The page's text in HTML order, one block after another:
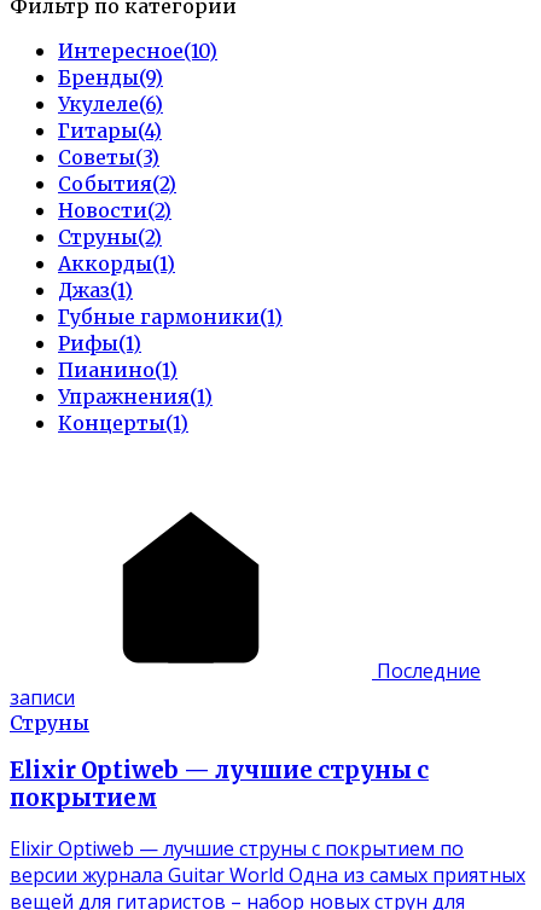
Фильтр по категории
Интересное(10)
Бренды(9)
Укулеле(6)
Гитары(4)
Советы(3)
События(2)
Новости(2)
Струны(2)
Аккорды(1)
Джаз(1)
Губные гармоники(1)
Рифы(1)
Пианино(1)
Упражнения(1)
Концерты(1)
Последние
записи
Струны
Elixir Optiweb — лучшие струны с
покрытием
Elixir Optiweb — лучшие струны с покрытием по
версии журнала Guitar World Одна из самых приятных
вещей для гитаристов – набор новых струн для